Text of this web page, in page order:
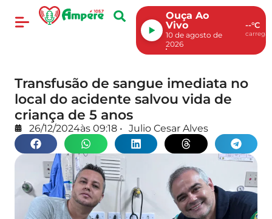
Ouça Ao
Vivo
10 de agosto de
2026
--°C
Transfusão de sangue imediata no
local do acidente salvou vida de
criança de 5 anos
26/12/2024às 09:18 • Julio Cesar Alves